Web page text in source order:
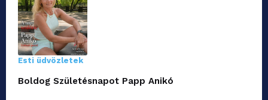
Esti üdvözletek
Boldog Születésnapot Papp Anikó